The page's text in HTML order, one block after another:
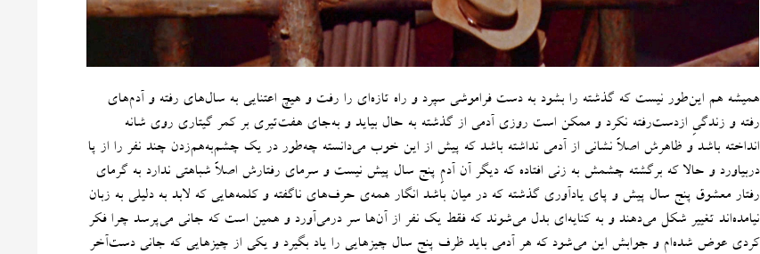
همیشه هم این‌طور نیست که گذشته را بشود به دست فراموشی سپرد و راه تازه‌ای را رفت و هیچ اعتنایی به سال‌های رفته و آدم‌‌های
رفته و زندگیِ ازدست‌رفته نکرد و ممکن است روزی آدمی از گذشته به حال بیاید و به‌جای هفت‌تیری بر کمر گیتاری روی شانه
انداخته باشد و ظاهرش اصلاً نشانی از آدمی نداشته باشد که پیش از این خوب می‌دانسته چه‌طور در یک چشم‌به‌هم‌زدن چند نفر را از پا
دربیاورد و حالا که برگشته چشمش به زنی افتاده که دیگر آن آدمِ پنج سال پیش نیست و سرمای رفتارش اصلاً شباهتی ندارد به گرمای
رفتار معشوق پنج سال پیش و پای یادآوری گذشته که در میان باشد انگار همه‌ی حرف‌های ناگفته و کلمه‌هایی که لابد به دلیلی به زبان
نیامده‌اند تغییر شکل می‌دهند و به کنایه‌ای بدل می‌شوند که فقط یک نفر از آن‌ها سر درمی‌آورد و همین است که جانی می‌پرسد چرا فکر
کردی عوض شده‌ام و جوابش این می‌شود که هر آدمی باید ظرف پنج سال چیزهایی را یاد بگیرد و یکی از چیزهایی که جانی دست‌آخر